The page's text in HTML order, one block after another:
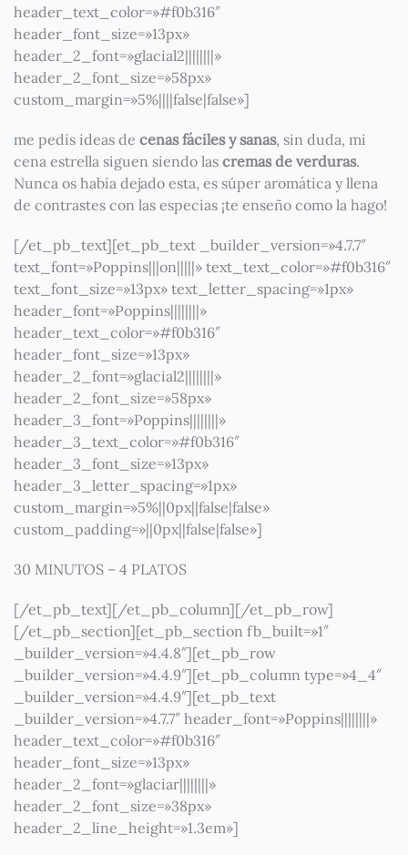
header_text_color=»#f0b316″
header_font_size=»13px»
header_2_font=»glacial2||||||||»
header_2_font_size=»58px»
custom_margin=»5%||||false|false»]
me pedís ideas de cenas fáciles y sanas, sin duda, mi
cena estrella siguen siendo las cremas de verduras.
Nunca os había dejado esta, es súper aromática y llena
de contrastes con las especias ¡te enseño como la hago!
[/et_pb_text][et_pb_text _builder_version=»4.7.7″
text_font=»Poppins|||on|||||» text_text_color=»#f0b316″
text_font_size=»13px» text_letter_spacing=»1px»
header_font=»Poppins||||||||»
header_text_color=»#f0b316″
header_font_size=»13px»
header_2_font=»glacial2||||||||»
header_2_font_size=»58px»
header_3_font=»Poppins||||||||»
header_3_text_color=»#f0b316″
header_3_font_size=»13px»
header_3_letter_spacing=»1px»
custom_margin=»5%||0px||false|false»
custom_padding=»||0px||false|false»]
30 MINUTOS – 4 PLATOS
[/et_pb_text][/et_pb_column][/et_pb_row]
[/et_pb_section][et_pb_section fb_built=»1″
_builder_version=»4.4.8″][et_pb_row
_builder_version=»4.4.9″][et_pb_column type=»4_4″
_builder_version=»4.4.9″][et_pb_text
_builder_version=»4.7.7″ header_font=»Poppins||||||||»
header_text_color=»#f0b316″
header_font_size=»13px»
header_2_font=»glaciar||||||||»
header_2_font_size=»38px»
header_2_line_height=»1.3em»]